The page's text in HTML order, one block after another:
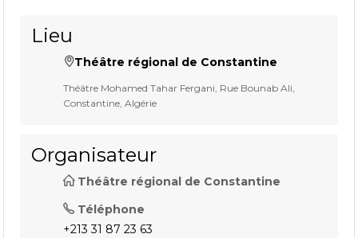
Lieu
Théâtre régional de Constantine
Théâtre Mohamed Tahar Fergani, Rue Bounab Ali,
Constantine, Algérie
Organisateur
Théâtre régional de Constantine
Téléphone
+213 31 87 23 63